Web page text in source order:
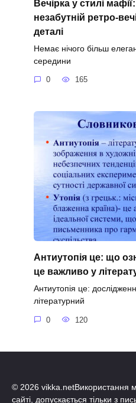
Вечірка у стилі
незабутній ретро-
деталі
Немає нічого більш
середини
0 165
Антиутопія це: що
це важливо у
Антиутопія це:
літературний
0 120
© 2026 vikka.netВикористання
сайті, допускається тільки з